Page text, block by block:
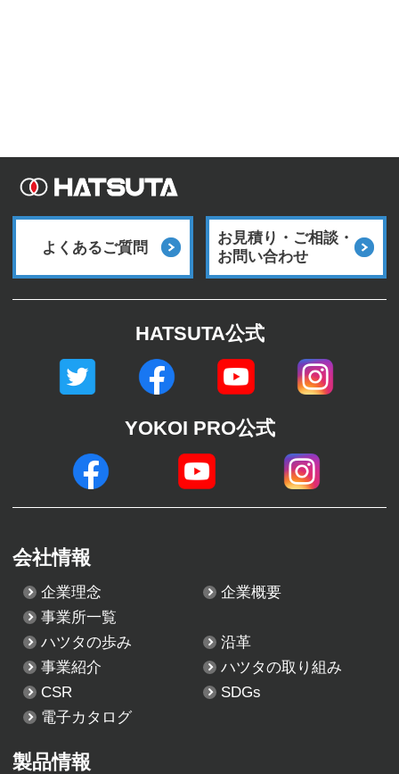
よくあるご質問
お見積り・ご相談・
お問い合わせ
HATSUTA公式
YOKOI PRO公式
会社情報
企業理念
企業概要
事業所一覧
ハツタの歩み
沿革
事業紹介
ハツタの取り組み
CSR
SDGs
電子カタログ
製品情報